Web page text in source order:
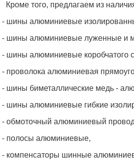
Кроме того, предлагаем из
- шины алюминиевые
- шины алюминиевые луженные и
- шины алюминиевые коробчатого
- проволока алюминиевая
- шины биметаллические медь -
- шины алюминиевые гибкие
- обмоточный алюминиевый
- полосы алюминиевые,
- компенсаторы шинные